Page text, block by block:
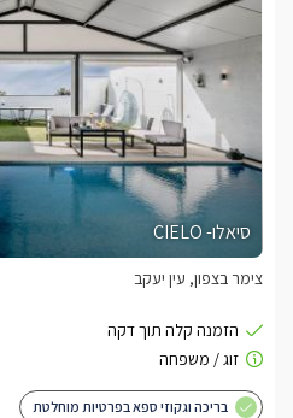
סיאלו- CIELO
צימר בצפון, עין יעקב
בריכה וגקוזי ספא בפרטיות מוחלטת